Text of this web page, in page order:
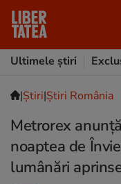
Ultimele știri
|Ştiri|Știri România
Metrorex
noaptea de
lumânări